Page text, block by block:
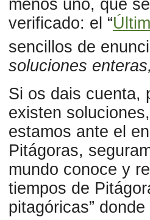
menos uno, que
verificado: el “
sencillos de
soluciones
Si os dais cuenta,
existen
estamos ante el
Pitágoras,
mundo conoce y
tiempos de
pitagóricas”